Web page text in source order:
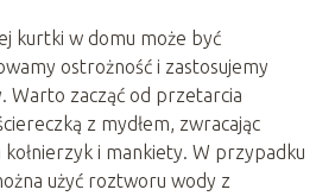
kurtki w domu może być
ostrożność i zastosujemy
Warto zacząć od przetarcia
z mydłem, zwracając
kołnierzyk i mankiety. W przypadku
użyć roztworu wody z